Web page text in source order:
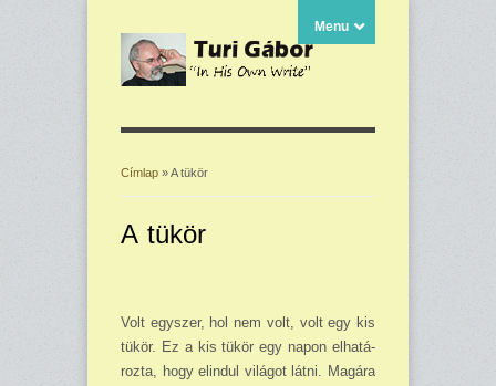
Menu
Címlap » A tükör
A tükör
Volt egyszer, hol nem volt, volt egy kis
tükör. Ez a kis tükör egy napon elhatá­
rozta, hogy el­indul világot látni. Magára